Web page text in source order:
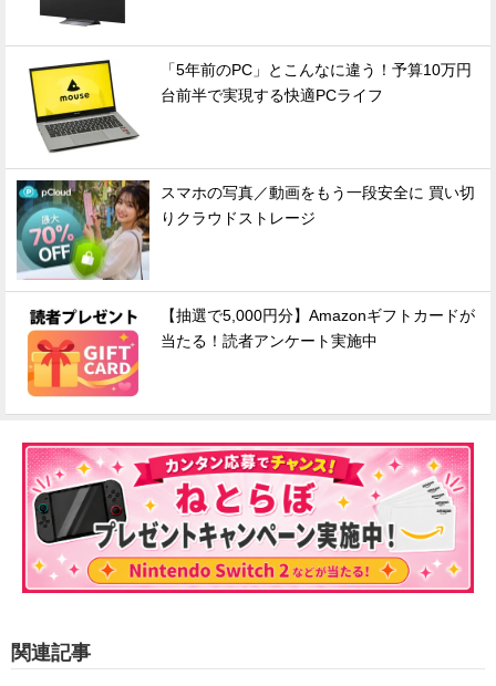
「5年前のPC」とこんなに違う！予算10万円
台前半で実現する快適PCライフ
スマホの写真／動画をもう一段安全に 買い切
りクラウドストレージ
【抽選で5,000円分】Amazonギフトカードが
当たる！読者アンケート実施中
関連記事